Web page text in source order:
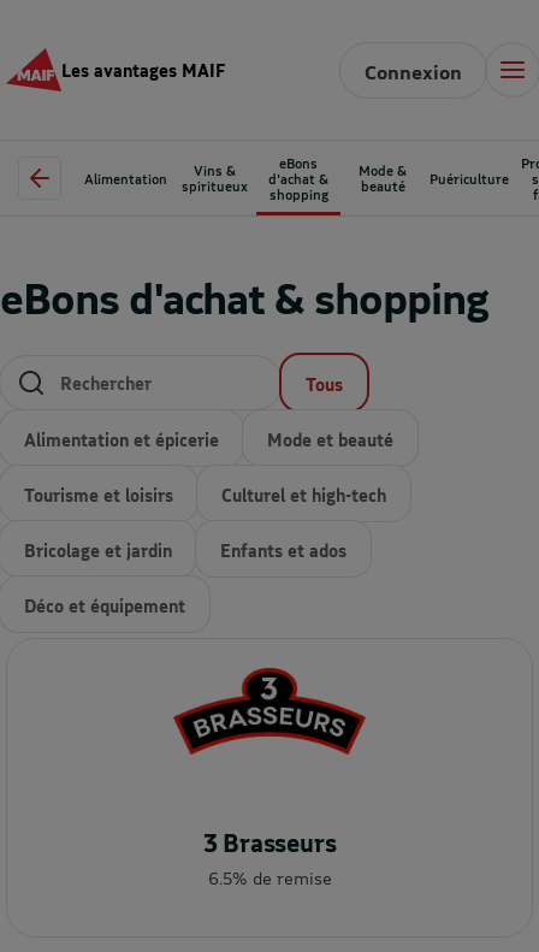
Les avantages MAIF Connexion
eBons d'achat & shopping
Alimentation
Vins &
spiritueux
eBons
d'achat &
shopping
Mode &
beauté
Puériculture
Les résultats se mettent à jour au fur et à mesure
Tous
Alimentation et épicerie Mode et beauté
Tourisme et loisirs Culturel et high-tech
Bricolage et jardin Enfants et ados
Déco et équipement
3 Brasseurs
6.5% de remise